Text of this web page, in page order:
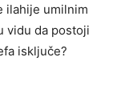
ilahije umilnim
vidu da postoji
isključe?